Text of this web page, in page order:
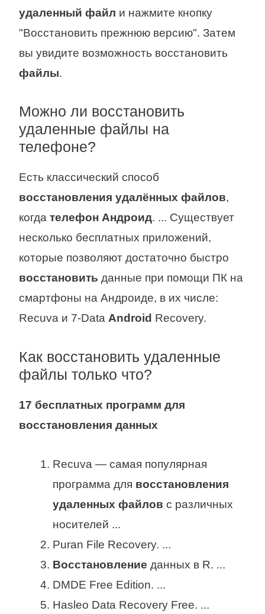
удаленный файл и нажмите кнопку
"Восстановить прежнюю версию". Затем
вы увидите возможность восстановить
файлы.
Можно ли восстановить
удаленные файлы на
телефоне?
Есть классический способ
восстановления удалённых файлов,
когда телефон Андроид. ... Существует
несколько бесплатных приложений,
которые позволяют достаточно быстро
восстановить данные при помощи ПК на
смартфоны на Андроиде, в их числе:
Recuva и 7-Data Android Recovery.
Как восстановить удаленные
файлы только что?
17 бесплатных программ для
восстановления данных
Recuva — самая популярная
программа для восстановления
удаленных файлов с различных
носителей ...
Puran File Recovery. ...
Восстановление данных в R. ...
DMDE Free Edition. ...
Hasleo Data Recovery Free. ...